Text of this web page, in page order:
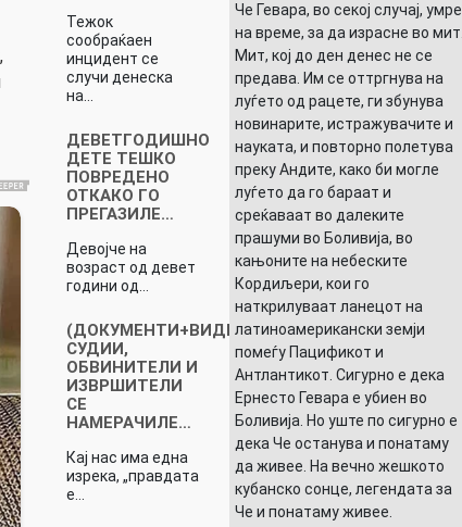
Тежок
сообраќаен
инцидент се
случи денеска
на…
ДЕВЕТГОДИШНО
ДЕТЕ ТЕШКО
ПОВРЕДЕНО
ОТКАКО ГО
ПРЕГАЗИЛЕ…
Девојче на
возраст од девет
години од…
(ДОКУМЕНТИ+ВИДЕО)
СУДИИ,
ОБВИНИТЕЛИ И
ИЗВРШИТЕЛИ
СЕ
НАМЕРАЧИЛЕ…
Кај нас има една
изрека, „правдата
е…
Че Гевара, во секој случај, умре
на време, за да израсне во мит.
Мит, кој до ден денес не се
предава. Им се оттргнува на
луѓето од рацете, ги збунува
новинарите, истражувачите и
науката, и повторно полетува
преку Андите, како би могле
луѓето да го бараат и
среќаваат во далеките
прашуми во Боливија, во
кањоните на небеските
Кордиљери, кои го
наткрилуваат ланецот на
латиноамерикански земји
помеѓу Пацификот и
Антлантикот. Сигурно е дека
Ернесто Гевара е убиен во
Боливија. Но уште по сигурно е
дека Че останува и понатаму
да живее. На вечно жешкото
кубанско сонце, легендата за
Че и понатаму живее.